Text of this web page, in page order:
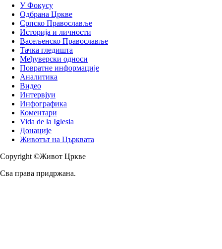
У Фокусу
Одбрана Цркве
Српско Православље
Историја и личности
Васељенско Православље
Тачка гледишта
Међуверски односи
Повратне информације
Аналитика
Видео
Интервјуи
Инфографика
Коментари
Vida de la Iglesia
Донације
Животът на Църквата
Copyright ©Живот Цркве
Сва права придржана.